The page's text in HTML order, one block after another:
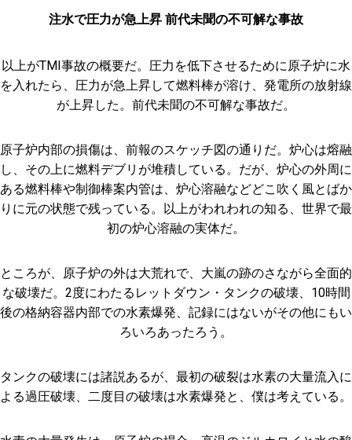
注水で圧力が急上昇 前代未聞の不可解な事故
以上がTMI事故の概要だ。圧力を低下させるために原子炉に水
を入れたら、圧力が急上昇して燃料棒が溶け、発電所の放射線
が上昇した。前代未聞の不可解な事故だ。
原子炉内部の損傷は、前報のスケッチ図の通りだ。炉心は熔融
し、その上に燃料デブリが堆積している。だが、炉心の外周に
ある燃料棒や制御棒案内管は、炉心溶融などどこ吹く風とばか
りに元の状態で残っている。以上がわれわれの知る、世界で最
初の炉心溶融の実体だ。
ところが、原子炉の外は大荒れで、大嵐の跡のさながら全面的
な破壊だ。2度にわたるレットダウン・タンクの破壊、10時間
後の格納容器内部での水素爆発、記録にはないがその他にもい
ろいろあったろう。
タンクの破壊には諸説あるが、最初の破裂は水素の大量流入に
よる過圧破壊、二度目の破壊は水素爆発と、僕は考えている。